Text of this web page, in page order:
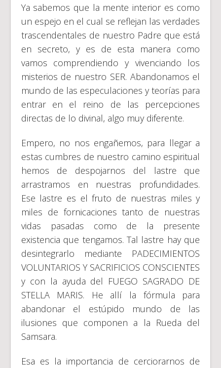
Ya sabemos que la mente interior es como
un espejo en el cual se reflejan las verdades
trascendentales de nuestro Padre que está
en secreto, y es de esta manera como
vamos comprendiendo y vivenciando los
misterios de nuestro SER. Abandonamos el
mundo de las especulaciones y teorías para
entrar en el reino de las percepciones
directas de lo divinal, algo muy diferente.
Empero, no nos engañemos, para llegar a
estas cumbres de nuestro camino espiritual
hemos de despojarnos del lastre que
arrastramos en nuestras profundidades.
Ese lastre es el fruto de nuestras miles y
miles de fornicaciones tanto de nuestras
vidas pasadas como de la presente
existencia que tengamos. Tal lastre hay que
desintegrarlo mediante PADECIMIENTOS
VOLUNTARIOS Y SACRIFICIOS CONSCIENTES
y con la ayuda del FUEGO SAGRADO DE
STELLA MARIS. He allí la fórmula para
abandonar el estúpido mundo de las
ilusiones que componen a la Rueda del
Samsara.
Esa es la importancia de cerciorarnos de